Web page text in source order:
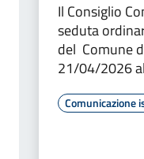
Il Consiglio
seduta
del Comune
21/04/2026
Comunicazione